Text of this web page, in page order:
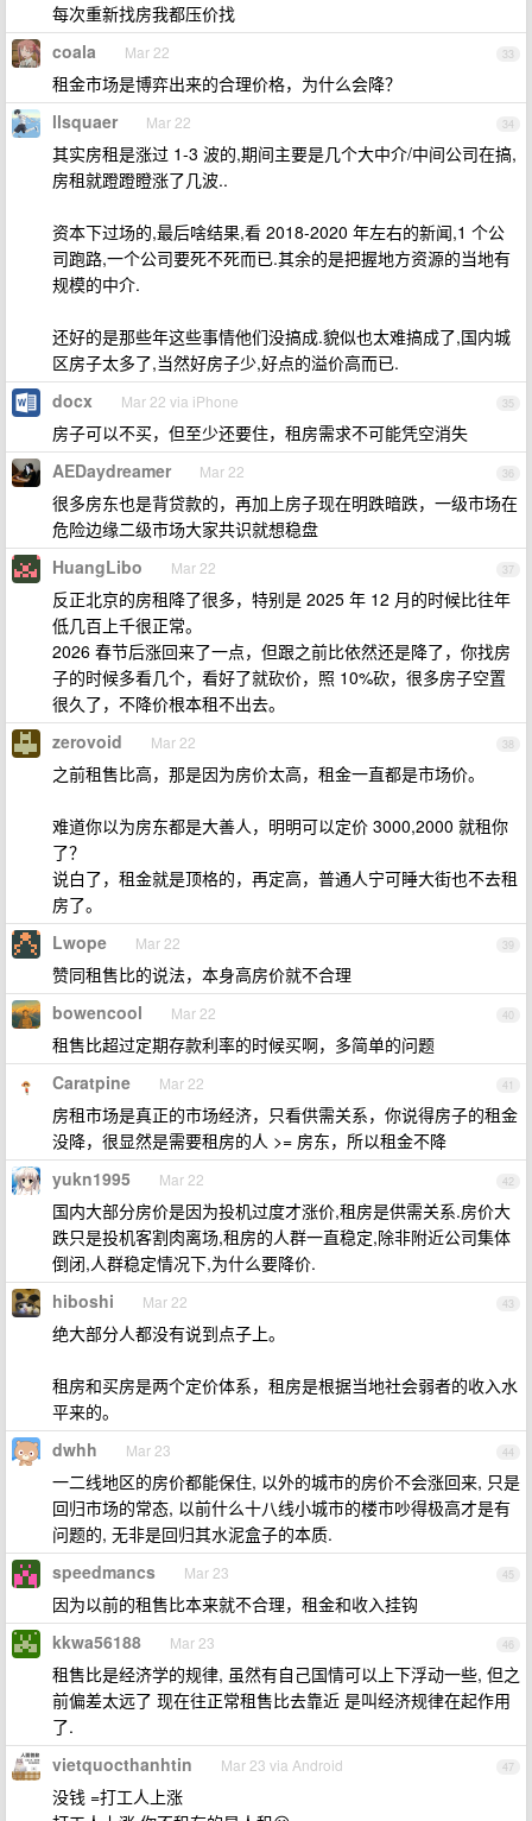
每次重新找房我都压价找
33
coala Mar 22
租金市场是博弈出来的合理价格，为什么会降？
34
llsquaer Mar 22
其实房租是涨过 1-3 波的,期间主要是几个大中介/中间公司在搞,
房租就蹬蹬瞪涨了几波..
资本下过场的,最后啥结果,看 2018-2020 年左右的新闻,1 个公
司跑路,一个公司要死不死而已.其余的是把握地方资源的当地有
规模的中介.
还好的是那些年这些事情他们没搞成.貌似也太难搞成了,国内城
区房子太多了,当然好房子少,好点的溢价高而已.
35
docx Mar 22 via iPhone
房子可以不买，但至少还要住，租房需求不可能凭空消失
36
AEDaydreamer Mar 22
很多房东也是背贷款的，再加上房子现在明跌暗跌，一级市场在
危险边缘二级市场大家共识就想稳盘
37
HuangLibo Mar 22
反正北京的房租降了很多，特别是 2025 年 12 月的时候比往年
低几百上千很正常。
2026 春节后涨回来了一点，但跟之前比依然还是降了，你找房
子的时候多看几个，看好了就砍价，照 10%砍，很多房子空置
很久了，不降价根本租不出去。
38
zerovoid Mar 22
之前租售比高，那是因为房价太高，租金一直都是市场价。
难道你以为房东都是大善人，明明可以定价 3000,2000 就租你
了？
说白了，租金就是顶格的，再定高，普通人宁可睡大街也不去租
房了。
39
Lwope Mar 22
赞同租售比的说法，本身高房价就不合理
40
bowencool Mar 22
租售比超过定期存款利率的时候买啊，多简单的问题
41
Caratpine Mar 22
房租市场是真正的市场经济，只看供需关系，你说得房子的租金
没降，很显然是需要租房的人 >= 房东，所以租金不降
42
yukn1995 Mar 22
国内大部分房价是因为投机过度才涨价,租房是供需关系.房价大
跌只是投机客割肉离场,租房的人群一直稳定,除非附近公司集体
倒闭,人群稳定情况下,为什么要降价.
43
hiboshi Mar 22
绝大部分人都没有说到点子上。
租房和买房是两个定价体系，租房是根据当地社会弱者的收入水
平来的。
44
dwhh Mar 23
一二线地区的房价都能保住, 以外的城市的房价不会涨回来, 只是
回归市场的常态, 以前什么十八线小城市的楼市吵得极高才是有
问题的, 无非是回归其水泥盒子的本质.
45
speedmancs Mar 23
因为以前的租售比本来就不合理，租金和收入挂钩
46
kkwa56188 Mar 23
租售比是经济学的规律, 虽然有自己国情可以上下浮动一些, 但之
前偏差太远了 现在往正常租售比去靠近 是叫经济规律在起作用
了.
47
vietquocthanhtin Mar 23 via Android
没钱 =打工人上涨